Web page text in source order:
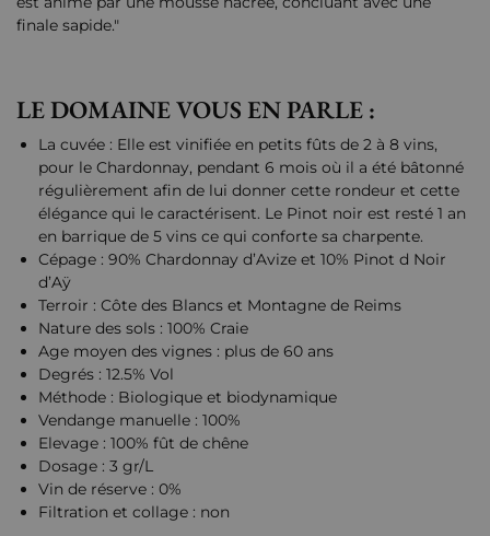
finale sapide."
LE DOMAINE VOUS EN PARLE :
La cuvée : Elle est vinifiée en petits fûts de 2 à 8 vins,
pour le Chardonnay, pendant 6 mois où il a été bâtonné
régulièrement afin de lui donner cette rondeur et cette
élégance qui le caractérisent. Le Pinot noir est resté 1 an
en barrique de 5 vins ce qui conforte sa charpente.
Cépage : 90% Chardonnay d’Avize et 10% Pinot d Noir
d’Aÿ
Terroir : Côte des Blancs et Montagne de Reims
Nature des sols : 100% Craie
Age moyen des vignes : plus de 60 ans
Degrés : 12.5% Vol
Méthode : Biologique et biodynamique
Vendange manuelle : 100%
Elevage : 100% fût de chêne
Dosage : 3 gr/L
Vin de réserve : 0%
Filtration et collage : non